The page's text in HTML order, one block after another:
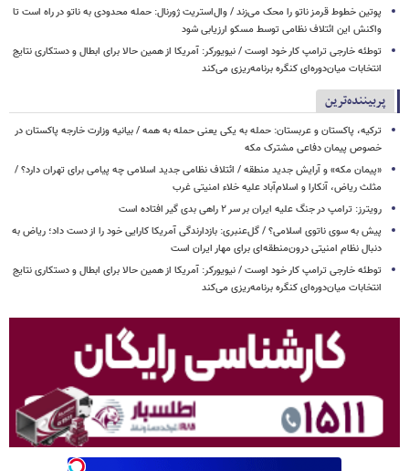
پوتین خطوط قرمز ناتو را محک می‌زند / وال‌استریت ژورنال: حمله محدودی به ناتو در راه است تا
واکنش این ائتلاف نظامی توسط مسکو ارزیابی شود
توطئه خارجی ترامپ کار خود اوست / نیویورکر: آمریکا از همین حالا برای ابطال و دستکاری نتایج
انتخابات میان‌دوره‌ای کنگره برنامه‌ریزی می‌کند
پربیننده‌ترین
ترکیه، پاکستان و عربستان: حمله به یکی یعنی حمله به همه / بیانیه وزارت خارجه پاکستان در
خصوص پیمان دفاعی مشترک مکه
«پیمان مکه» و آرایش جدید منطقه / ائتلاف نظامی جدید اسلامی چه پیامی برای تهران دارد؟ /
مثلث ریاض، آنکارا و اسلام‌آباد علیه خلاء امنیتی غرب
رویترز: ترامپ در جنگ علیه ایران بر سر ۲ راهی بدی گیر افتاده است
پیش به سوی ناتوی اسلامی؟ / گل‌عنبری: بازدارندگی آمریکا کارایی خود را از دست داد؛ ریاض به
دنبال نظام امنیتی درون‌منطقه‌ای برای مهار ایران است
توطئه خارجی ترامپ کار خود اوست / نیویورکر: آمریکا از همین حالا برای ابطال و دستکاری نتایج
انتخابات میان‌دوره‌ای کنگره برنامه‌ریزی می‌کند